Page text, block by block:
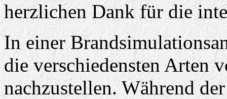
herzlichen Dank für die
In einer
die verschiedensten Arten
nachzustellen. Während